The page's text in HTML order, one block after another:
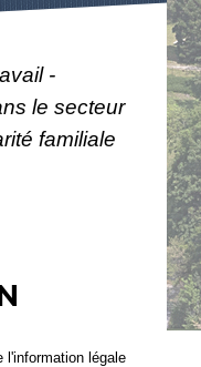
-
le secteur
familiale
l'information légale